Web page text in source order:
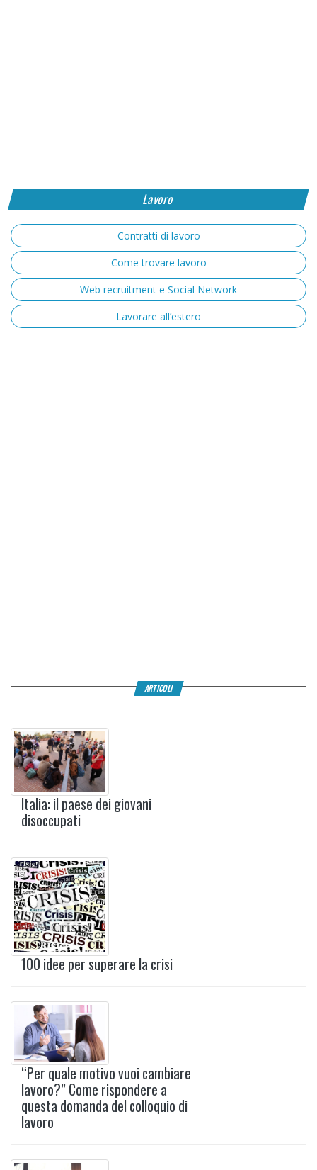
Lavoro
Contratti di lavoro
Come trovare lavoro
Web recruitment e Social Network
Lavorare all’estero
ARTICOLI
Italia: il paese dei giovani
disoccupati
100 idee per superare la crisi
“Per quale motivo vuoi cambiare
lavoro?” Come rispondere a
questa domanda del colloquio di
lavoro